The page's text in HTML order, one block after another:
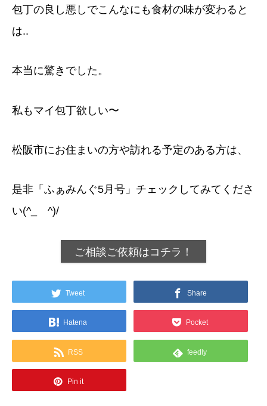
包丁の良し悪しでこんなにも食材の味が変わると
は..
本当に驚きでした。
私もマイ包丁欲しい〜
松阪市にお住まいの方や訪れる予定のある方は、
是非「ふぁみんぐ5月号」チェックしてみてくださ
い(^_ゝ^)/
ご相談ご依頼はコチラ！
Tweet Share
Hatena Pocket
RSS feedly
Pin it